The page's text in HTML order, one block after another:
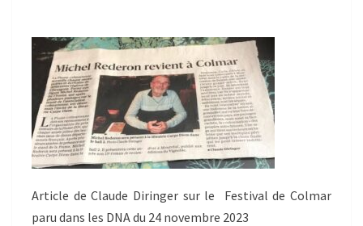
Article de Claude Diringer sur le Festival de Colmar
paru dans les DNA du 24 novembre 2023